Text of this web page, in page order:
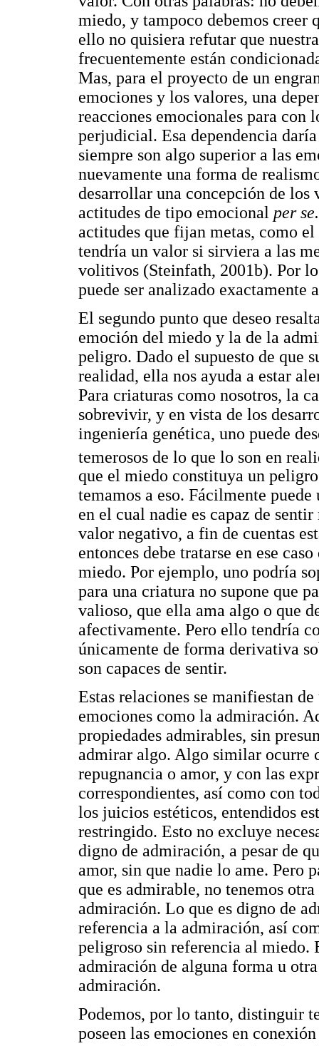
miedo, y tampoco debemos creer
ello no quisiera refutar que
frecuentemente están
Mas, para el proyecto de un
emociones y los valores, una
reacciones emocionales para con
perjudicial. Esa dependencia
siempre son algo superior a las
nuevamente una forma de
desarrollar una concepción de los
actitudes de tipo emocional per
actitudes que fijan metas, como
tendría un valor si sirviera a las
volitivos (Steinfath, 2001b). Por
puede ser analizado exactamente
El segundo punto que deseo
emoción del miedo y la de la
peligro. Dado el supuesto de que
realidad, ella nos ayuda a estar
Para criaturas como nosotros, la
sobrevivir, y en vista de los
ingeniería genética, uno puede
temerosos de lo que lo son en
que el miedo constituya un
temamos a eso. Fácilmente
en el cual nadie es capaz de
valor negativo, a fin de cuentas
entonces debe tratarse en ese
miedo. Por ejemplo, uno podría
para una criatura no supone que
valioso, que ella ama algo o que
afectivamente. Pero ello tendría
únicamente de forma derivativa
son capaces de sentir.
Estas relaciones se manifiestan
emociones como la admiración.
propiedades admirables, sin
admirar algo. Algo similar ocurre
repugnancia o amor, y con las
correspondientes, así como con
los juicios estéticos, entendidos
restringido. Esto no excluye
digno de admiración, a pesar de
amor, sin que nadie lo ame. Pero
que es admirable, no tenemos
admiración. Lo que es digno de
referencia a la admiración, así
peligroso sin referencia al miedo.
admiración de alguna forma u
admiración.
Podemos, por lo tanto, distinguir
poseen las emociones en